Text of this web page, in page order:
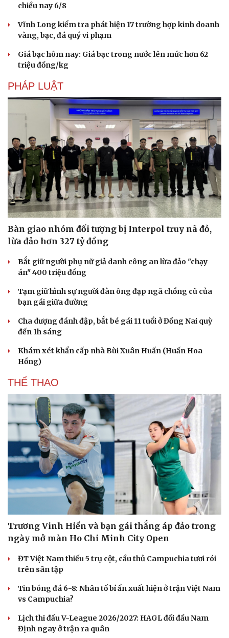
Cải chính
chiều nay 6/8
Vĩnh Long kiểm tra phát hiện 17 trường hợp kinh doanh
vàng, bạc, đá quý vi phạm
Giá bạc hôm nay: Giá bạc trong nước lên mức hơn 62
triệu đồng/kg
PHÁP LUẬT
Bàn giao nhóm đối tượng bị Interpol truy nã đỏ,
lừa đảo hơn 327 tỷ đồng
Bắt giữ người phụ nữ giả danh công an lừa đảo "chạy
án" 400 triệu đồng
Tạm giữ hình sự người đàn ông đạp ngã chồng cũ của
bạn gái giữa đường
Cha dượng đánh đập, bắt bé gái 11 tuổi ở Đồng Nai quỳ
đến 1h sáng
Khám xét khẩn cấp nhà Bùi Xuân Huấn (Huấn Hoa
Hồng)
THỂ THAO
Trương Vinh Hiển và bạn gái thắng áp đảo trong
ngày mở màn Ho Chi Minh City Open
ĐT Việt Nam thiếu 5 trụ cột, cầu thủ Campuchia tươi rói
trên sân tập
Tin bóng đá 6-8: Nhân tố bí ẩn xuất hiện ở trận Việt Nam
vs Campuchia?
Lịch thi đấu V-League 2026/2027: HAGL đối đầu Nam
Định ngay ở trận ra quân